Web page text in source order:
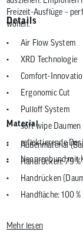
Freizeit-Ausflüge –
wollen.
Details
Air Flow System
XRD Technologie
Comfort-
Ergonomic Cut
Pulloff System
soft wipe Daumen
reflektierende
Neoprenbund mit
Material
Außenmaterial
Handrücken: 79
Handrücken
Handfläche: 100
Mehr lesen